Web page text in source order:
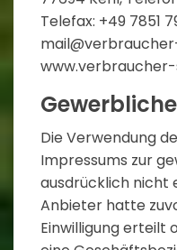
Telefax: +49 7851
Die Verwendung
Impressums zur
ausdrücklich nicht
Anbieter hatte
Einwilligung erteilt